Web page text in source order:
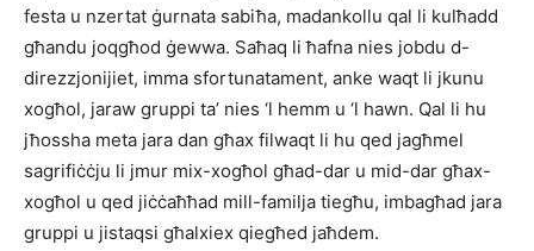
festa u nzertat ġurnata sabiħa, madankollu qal li kulħadd
għandu joqgħod ġewwa. Saħaq li ħafna nies jobdu d-
direzzjonijiet, imma sfortunatament, anke waqt li jkunu
xogħol, jaraw gruppi ta’ nies ‘l hemm u ‘l hawn. Qal li hu
jħossha meta jara dan għax filwaqt li hu qed jagħmel
sagrifiċċju li jmur mix-xogħol għad-dar u mid-dar għax-
xogħol u qed jiċċaħħad mill-familja tiegħu, imbagħad jara
gruppi u jistaqsi għalxiex qiegħed jaħdem.